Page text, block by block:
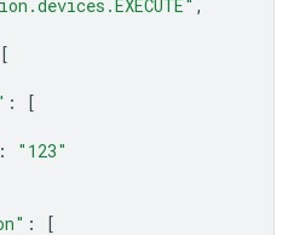
,
[
:
[
:
"123"
:
[